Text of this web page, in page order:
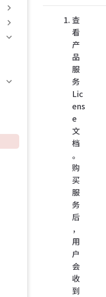
查
看
产
品
服
务
Lic
ens
e
文
档
。
购
买
服
务
后
，
用
户
会
收
到